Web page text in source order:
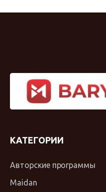
КАТЕГОРИИ
Авторские программы
Maidan